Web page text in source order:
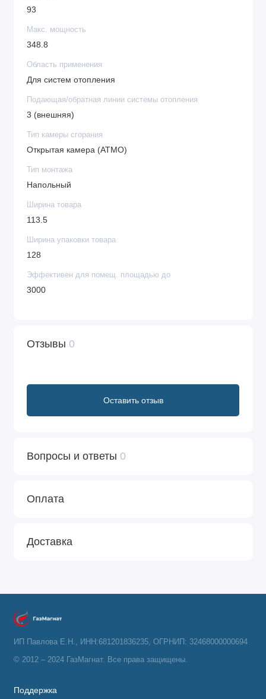
93
Макс. мощность
348.8
Область применения
Для систем отопления
Подающая/обратная линии системы отопления
3 (внешняя)
Тип камеры сгорания
Открытая камера (ATMO)
Тип монтажа
Напольный
Ширина товара
113.5
Ширина упаковки товара
128
Эффективен для помещ. площадью до
3000
Отзывы 0
Оставить отзыв
Вопросы и ответы 0
Оплата
Доставка
ИП Павлова Е.Н., ИНН:681201836235, ОГРНИП: 32468000000694
© 2012 – 2024 ГазМагнат. Все права защищены.
Поддержка